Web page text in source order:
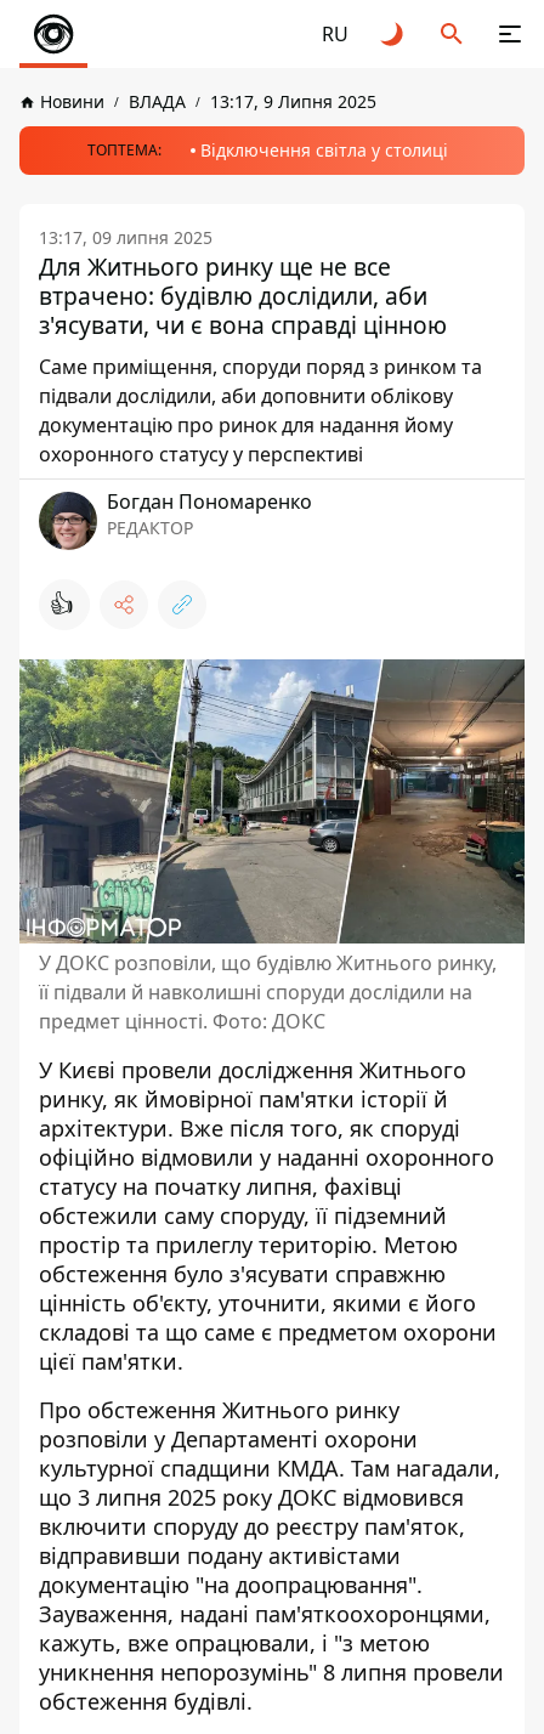
RU
Новини ВЛАДА 13:17, 9 Липня 2025
ТОПТЕМА: Відключення світла у столиці
13:17, 09 липня 2025
Для Житнього ринку ще не все
втрачено: будівлю дослідили, аби
з'ясувати, чи є вона справді цінною
Саме приміщення, споруди поряд з ринком та
підвали дослідили, аби доповнити облікову
документацію про ринок для надання йому
охоронного статусу у перспективі
Богдан Пономаренко
РЕДАКТОР
👍
У ДОКС розповіли, що будівлю Житнього ринку,
її підвали й навколишні споруди дослідили на
предмет цінності. Фото: ДОКС
У Києві провели дослідження Житнього
ринку, як ймовірної пам'ятки історії й
архітектури. Вже після того, як споруді
офіційно відмовили у наданні охоронного
статусу на початку липня, фахівці
обстежили саму споруду, її підземний
простір та прилеглу територію. Метою
обстеження було з'ясувати справжню
цінність об'єкту, уточнити, якими є його
складові та що саме є предметом охорони
цієї пам'ятки.
Про обстеження Житнього ринку
розповіли у Департаменті охорони
культурної спадщини КМДА. Там нагадали,
що 3 липня 2025 року ДОКС відмовився
включити споруду до реєстру пам'яток,
відправивши подану активістами
документацію "на доопрацювання".
Зауваження, надані пам'яткоохоронцями,
кажуть, вже опрацювали, і "з метою
уникнення непорозумінь" 8 липня провели
обстеження будівлі.